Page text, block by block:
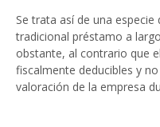
Se trata así de una
tradicional préstamo a
obstante, al contrario que
fiscalmente deducibles y
valoración de la empresa